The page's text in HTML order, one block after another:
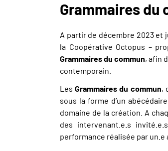
Grammaires du
A partir de décembre 2023 et
la Coopérative Octopus –
Grammaires du commun, afin
contemporain.
LesGrammaires du commun,
sous la forme d’un
domaine de la création. A
des intervenant.e.s
performance réalisée par un.e